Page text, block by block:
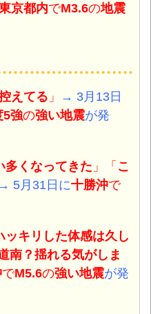
京都内でM3.6の地震
えてる 」 → 3月13日
5強の強い地震が発
多くなってきた 」「 こ
→ 5月31日に十勝沖で
ッキリした体感は久し
南？揺れる気がしま
でM5.6の強い地震が発